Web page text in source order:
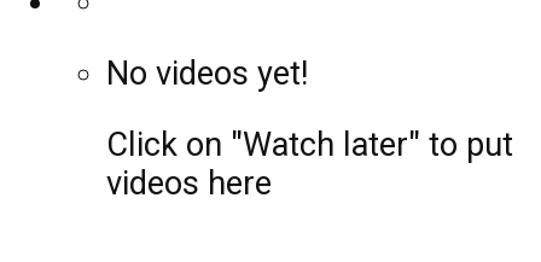
No videos yet!
Click on "Watch later" to put
videos here